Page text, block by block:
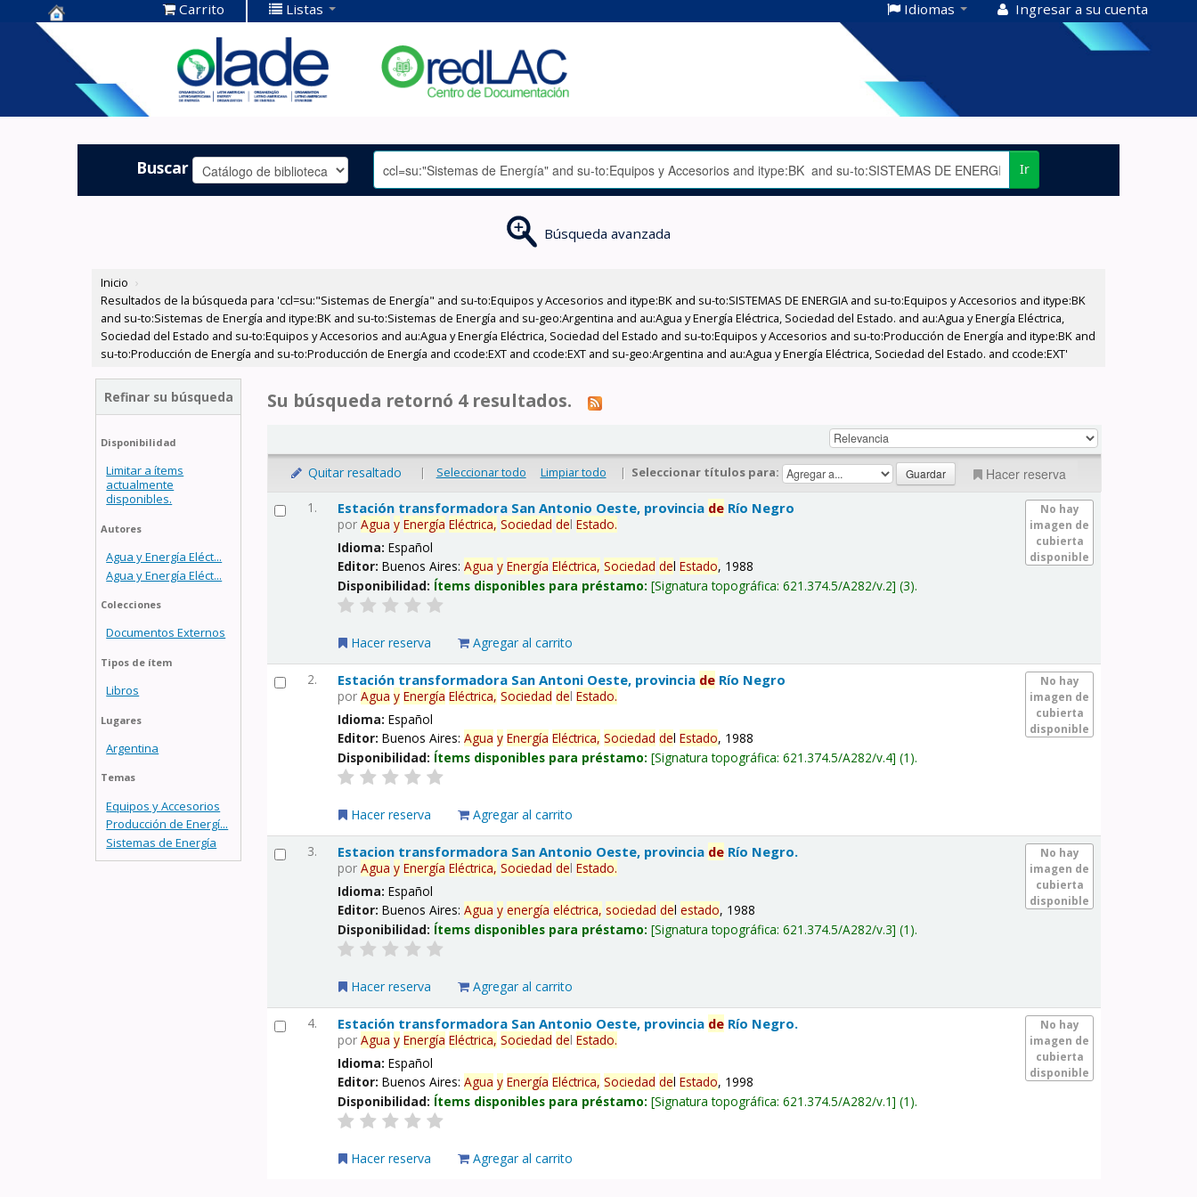
Centro de
Documentación
OLADE -
Carrito Listas Idiomas Ingresar a su cuenta
Buscar Ir
Búsqueda avanzada
Inicio ›
Resultados de la búsqueda para 'ccl=su:"Sistemas de Energía" and su-to:Equipos y Accesorios and itype:BK and su-to:SISTEMAS DE ENERGIA and su-to:Equipos y Accesorios and itype:BK
and su-to:Sistemas de Energía and itype:BK and su-to:Sistemas de Energía and su-geo:Argentina and au:Agua y Energía Eléctrica, Sociedad del Estado. and au:Agua y Energía Eléctrica,
Sociedad del Estado and su-to:Equipos y Accesorios and au:Agua y Energía Eléctrica, Sociedad del Estado and su-to:Equipos y Accesorios and su-to:Producción de Energía and itype:BK and
su-to:Producción de Energía and su-to:Producción de Energía and ccode:EXT and ccode:EXT and su-geo:Argentina and au:Agua y Energía Eléctrica, Sociedad del Estado. and ccode:EXT'
Refinar su búsqueda
Disponibilidad
Limitar a ítems
actualmente
disponibles.
Autores
Agua y Energía Eléct...
Agua y Energía Eléct...
Colecciones
Documentos Externos
Tipos de ítem
Libros
Lugares
Argentina
Temas
Equipos y Accesorios
Producción de Energí...
Sistemas de Energía
Su búsqueda retornó 4 resultados.
Quitar resaltado | Seleccionar todo Limpiar todo | Seleccionar títulos para: Hacer reserva
1.
No hay
imagen de
cubierta
disponible
Estación transformadora San Antonio Oeste, provincia de Río Negro
porAgua y Energía Eléctrica, Sociedad delEstado.
Idioma:Español
Editor:Buenos Aires:Agua y Energía Eléctrica, Sociedad delEstado, 1988
Disponibilidad: Ítems disponibles para préstamo: Signatura topográfica:621.374.5/A282/v.2 (3).
Hacer reserva Agregar al carrito
2.
No hay
imagen de
cubierta
disponible
Estación transformadora San Antoni Oeste, provincia de Río Negro
porAgua y Energía Eléctrica, Sociedad delEstado.
Idioma:Español
Editor:Buenos Aires:Agua y Energía Eléctrica, Sociedad delEstado, 1988
Disponibilidad: Ítems disponibles para préstamo: Signatura topográfica:621.374.5/A282/v.4 (1).
Hacer reserva Agregar al carrito
3.
No hay
imagen de
cubierta
disponible
Estacion transformadora San Antonio Oeste, provincia de Río Negro.
porAgua y Energía Eléctrica, Sociedad delEstado.
Idioma:Español
Editor:Buenos Aires:Agua y energía eléctrica, sociedad delestado, 1988
Disponibilidad: Ítems disponibles para préstamo: Signatura topográfica:621.374.5/A282/v.3 (1).
Hacer reserva Agregar al carrito
4.
No hay
imagen de
cubierta
disponible
Estación transformadora San Antonio Oeste, provincia de Río Negro.
porAgua y Energía Eléctrica, Sociedad delEstado.
Idioma:Español
Editor:Buenos Aires:Agua y Energía Eléctrica, Sociedad delEstado, 1998
Disponibilidad: Ítems disponibles para préstamo: Signatura topográfica:621.374.5/A282/v.1 (1).
Hacer reserva Agregar al carrito